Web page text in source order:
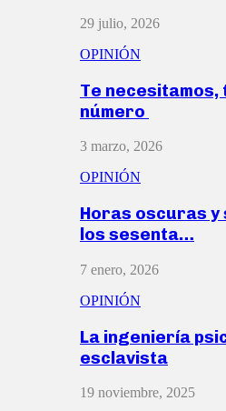
29 julio, 2026
OPINIÓN
Te necesitamos,
número
3 marzo, 2026
OPINIÓN
Horas oscuras y
los sesenta…
7 enero, 2026
OPINIÓN
La ingeniería
esclavista
19 noviembre, 2025